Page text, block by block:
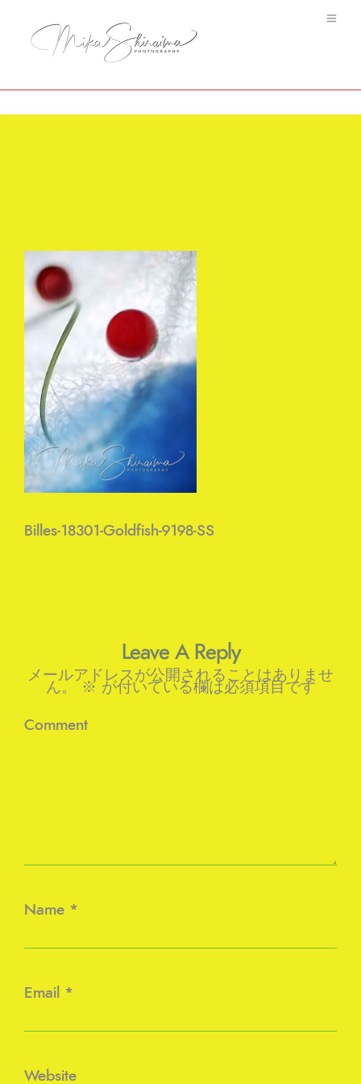
Billes-18301-Goldfish-9198-SS
Leave A Reply
メールアドレスが公開されることはありませ
ん。 ※ が付いている欄は必須項目です
Comment
Name *
Email *
Website